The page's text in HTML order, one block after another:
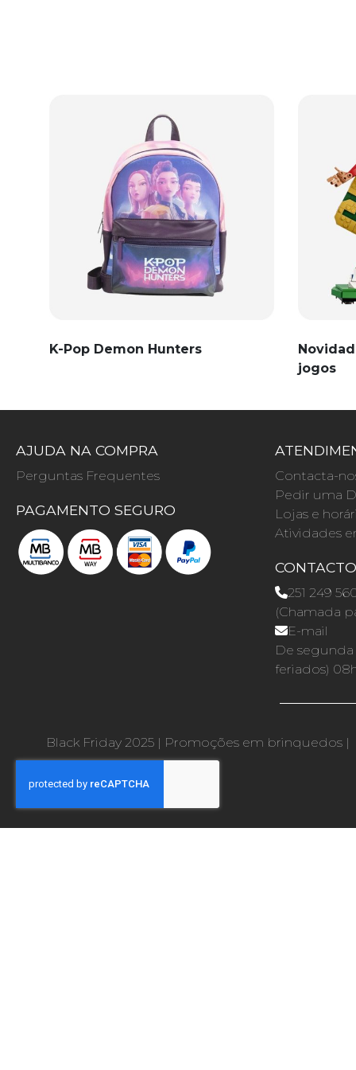
K-Pop Demon Hunters
jogos
AJUDA NA COMPRA
Perguntas Frequentes
PAGAMENTO SEGURO
Contacta-
Pedir uma
Lojas e
Atividades
CONTACTO
251 249
(Chamada
E-mail
De segunda
feriados)
Black Friday 2025 | Promoções em brinquedos |